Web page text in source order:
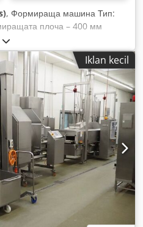
, Формираща машина Тип:
плоча – 400 мм
– 400 мм Обем на
Производителност –
Хидравлично движение на
Adtoha Размери
Дължина: 225,0 Височина:
kW Захранване: 380 V,
Iklan kecil